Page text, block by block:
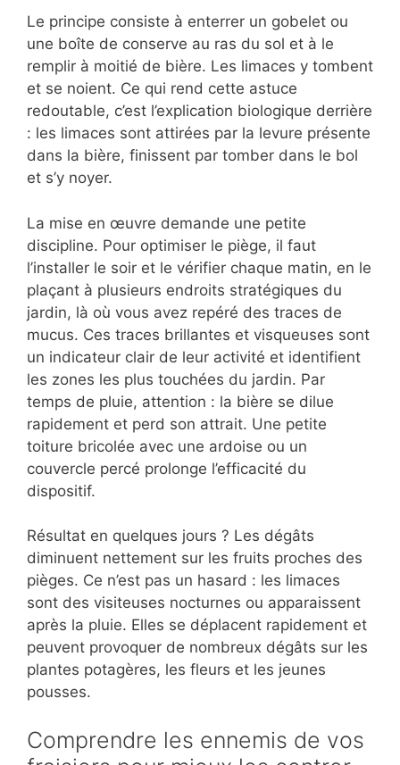
Le principe consiste à enterrer un gobelet ou
une boîte de conserve au ras du sol et à le
remplir à moitié de bière. Les limaces y tombent
et se noient. Ce qui rend cette astuce
redoutable, c’est l’explication biologique derrière
: les limaces sont attirées par la levure présente
dans la bière, finissent par tomber dans le bol
et s’y noyer.
La mise en œuvre demande une petite
discipline. Pour optimiser le piège, il faut
l’installer le soir et le vérifier chaque matin, en le
plaçant à plusieurs endroits stratégiques du
jardin, là où vous avez repéré des traces de
mucus. Ces traces brillantes et visqueuses sont
un indicateur clair de leur activité et identifient
les zones les plus touchées du jardin. Par
temps de pluie, attention : la bière se dilue
rapidement et perd son attrait. Une petite
toiture bricolée avec une ardoise ou un
couvercle percé prolonge l’efficacité du
dispositif.
Résultat en quelques jours ? Les dégâts
diminuent nettement sur les fruits proches des
pièges. Ce n’est pas un hasard : les limaces
sont des visiteuses nocturnes ou apparaissent
après la pluie. Elles se déplacent rapidement et
peuvent provoquer de nombreux dégâts sur les
plantes potagères, les fleurs et les jeunes
pousses.
Comprendre les ennemis de vos